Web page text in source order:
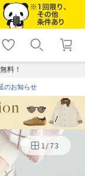
shopping_cart lock_outline
ログイン
料！
のお知らせ
1/73